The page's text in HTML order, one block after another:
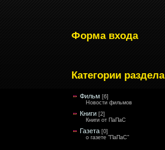
Форма входа
Категории раздела
Фильм [6]
Новости фильмов
Книги [2]
Книги от ПаПаС
Газета [0]
о газете "ПаПаС"